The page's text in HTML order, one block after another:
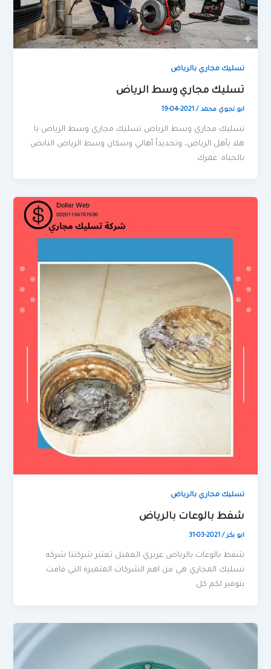
تسليك مجاري بالرياض
تسليك مجاري وسط الرياض
ابو نجوي محمد/
2021-04-19
تسليك مجاري وسط الرياض تسليك مجاري وسط الرياض يا
هلا بأهل الرياض، وتحديداً أهالي وسكان وسط الرياض النابض
بالحياة. عمرك
تسليك مجاري بالرياض
شفط بالوعات بالرياض
ابو بكر/
2021-03-31
شفط بالوعات بالرياض عزيزي العميل تعتبر شركتنا شركه
تسليك المجاري هي من اهم الشركات المتميزه التي قامت
بتوفير لكم كل